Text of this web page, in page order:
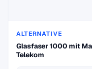
ALTERNATIVE
Glasfaser 1000 mit
Telekom